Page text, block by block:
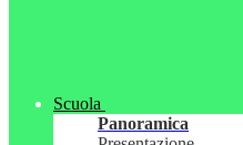
Scuola
Panoramica